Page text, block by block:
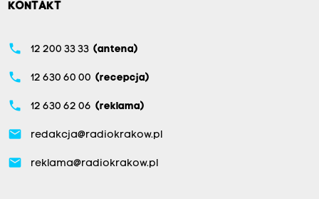
KONTAKT
phone 12 200 33 33 (antena)
phone 12 630 60 00 (recepcja)
phone 12 630 62 06 (reklama)
email redakcja@radiokrakow.pl
email reklama@radiokrakow.pl